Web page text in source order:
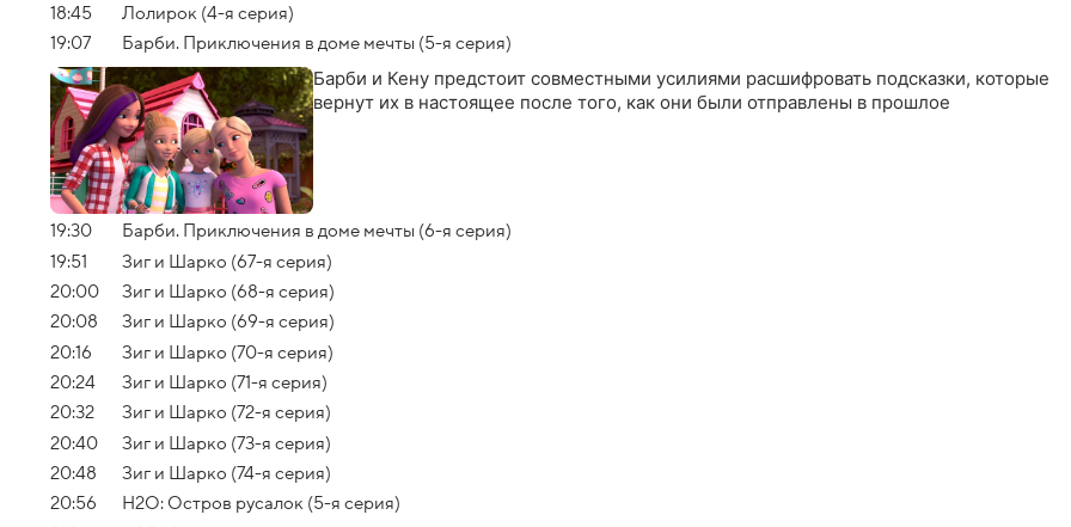
18:45
Лолирок (4-я серия)
19:07
Барби. Приключения в доме мечты (5-я серия)
Барби и Кену предстоит совместными усилиями расшифровать подсказки, которые
вернут их в настоящее после того, как они были отправлены в прошлое
19:30
Барби. Приключения в доме мечты (6-я серия)
19:51
Зиг и Шарко (67-я серия)
20:00
Зиг и Шарко (68-я серия)
20:08
Зиг и Шарко (69-я серия)
20:16
Зиг и Шарко (70-я серия)
20:24
Зиг и Шарко (71-я серия)
20:32
Зиг и Шарко (72-я серия)
20:40
Зиг и Шарко (73-я серия)
20:48
Зиг и Шарко (74-я серия)
20:56
H2O: Остров русалок (5-я серия)